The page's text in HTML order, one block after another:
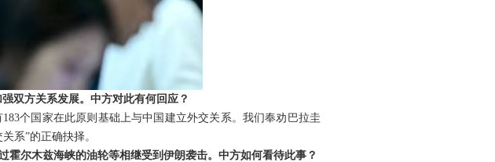
双方关系发展。中方对此有何回应？
个国家在此原则基础上与中国建立外交关系。我们奉劝巴拉圭
系”的正确抉择。
尔木兹海峡的油轮等相继受到伊朗袭击。中方如何看待此事？